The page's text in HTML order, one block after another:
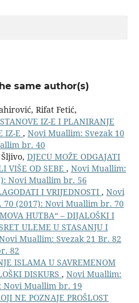
same author(s)
Rifat Fetić,
IZ-E I PLANIRANJE
IZ-E , Novi Muallim: Svezak 10
br. 40
DJECU MOŽE ODGAJATI
VIŠE OD SEBE , Novi Muallim:
Novi Muallim br. 56
I VRIJEDNOSTI , Novi
70 (2017): Novi Muallim br. 70
HUTBA“ – DIJALOŠKI I
ULEME U STASANJU I
Muallim: Svezak 21 Br. 82
82
ISLAMA U SAVREMENOM
DISKURS , Novi Muallim:
Novi Muallim br. 19
NE POZNAJE PROŠLOST